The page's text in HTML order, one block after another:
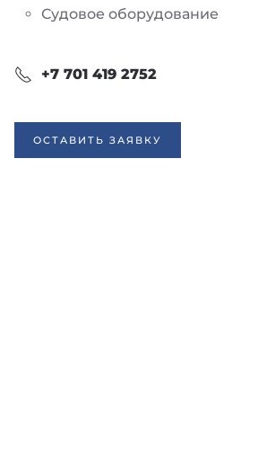
Судовое оборудование
+7 701 419 2752
ОСТАВИТЬ ЗАЯВКУ